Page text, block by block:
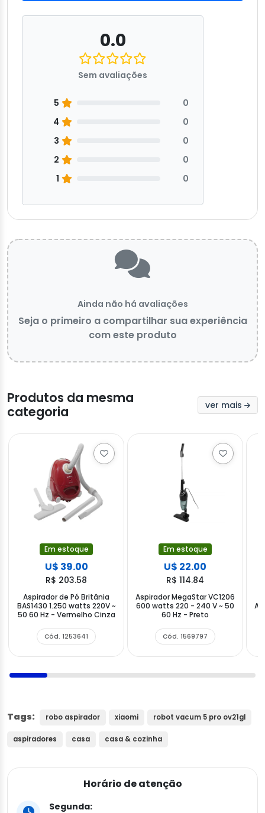
0.0
Sem avaliações
5
0
4
0
3
0
2
0
1
0
Ainda não há avaliações
Seja o primeiro a compartilhar sua experiência
com este produto
Produtos da mesma
categoria
ver mais
Em estoque
U$ 39.00
R$ 203.58
Aspirador de Pó Britânia
BAS1430 1.250 watts 220V ~
50 60 Hz - Vermelho Cinza
Cód. 1253641
Em estoque
U$ 22.00
R$ 114.84
Aspirador MegaStar VC1206
600 watts 220 - 240 V ~ 50
60 Hz - Preto
Cód. 1569797
Tags: robo aspirador xiaomi robot vacum 5 pro ov21gl
aspiradores casa casa & cozinha
Horário de atenção
Segunda: